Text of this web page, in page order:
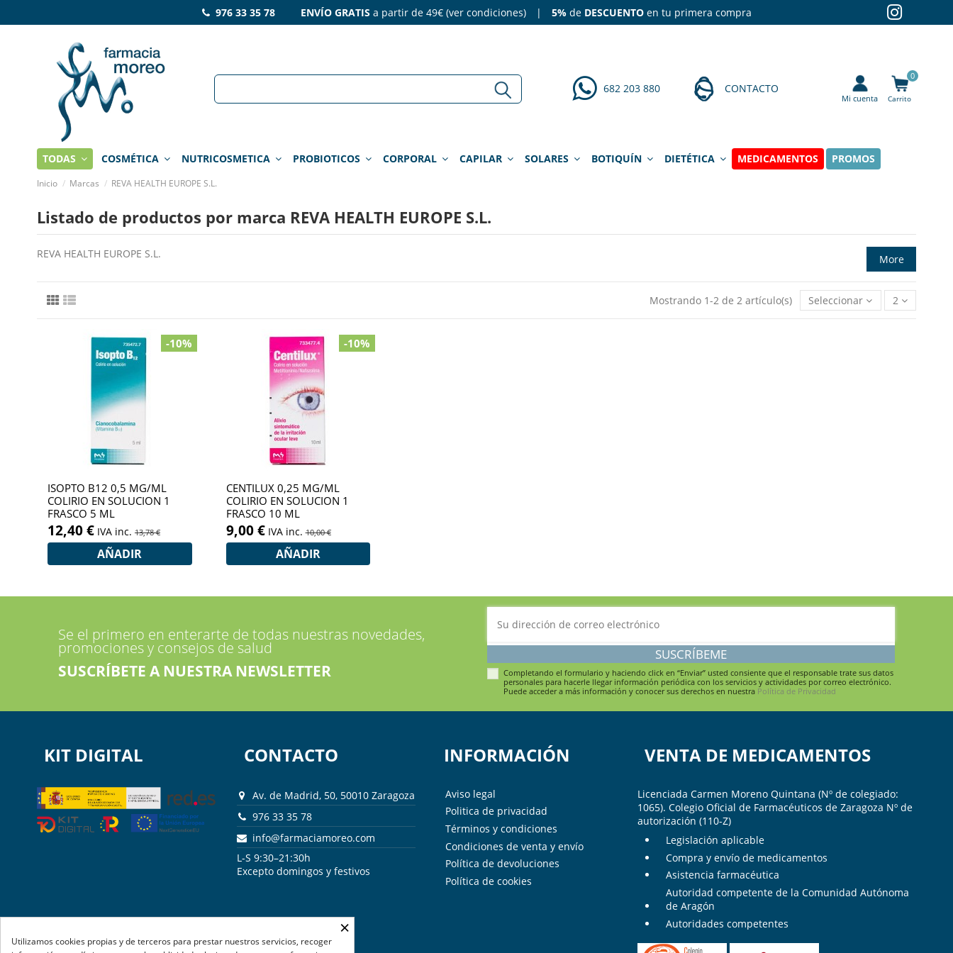
976 33 35 78 ENVÍO GRATIS a partir de 49€ (ver condiciones) | 5%de DESCUENTO en tu primera compra
682 203 880 CONTACTO
Mi cuenta
0
Carrito
TODAS COSMÉTICA NUTRICOSMETICA PROBIOTICOS CORPORAL CAPILAR SOLARES BOTIQUÍN DIETÉTICA MEDICAMENTOS PROMOS
Inicio Marcas REVA HEALTH EUROPE S.L.
Listado de productos por marca REVA HEALTH EUROPE S.L.
REVA HEALTH EUROPE S.L. More
Mostrando 1-2 de 2 artículo(s) Seleccionar 2
-10%
ISOPTO B12 0,5 MG/ML
COLIRIO EN SOLUCION 1
FRASCO 5 ML
12,40 € IVA inc. 13,78 €
AÑADIR
-10%
CENTILUX 0,25 MG/ML
COLIRIO EN SOLUCION 1
FRASCO 10 ML
9,00 € IVA inc. 10,00 €
AÑADIR
Se el primero en enterarte de todas nuestras novedades,
promociones y consejos de salud
SUSCRÍBETE A NUESTRA NEWSLETTER
SUSCRÍBEME
Completando el formulario y haciendo click en “Enviar” usted consiente que el responsable trate sus datos
personales para hacerle llegar información periódica con los servicios y actividades por correo electrónico.
Puede acceder a más información y conocer sus derechos en nuestra Política de Privacidad
KIT DIGITAL CONTACTO
Av. de Madrid, 50, 50010 Zaragoza
976 33 35 78
info@farmaciamoreo.com
L-S 9:30–21:30h
Excepto domingos y festivos
INFORMACIÓN
Aviso legal
Politica de privacidad
Términos y condiciones
Condiciones de venta y envío
Política de devoluciones
Política de cookies
VENTA DE MEDICAMENTOS
Licenciada Carmen Moreno Quintana (Nº de colegiado:
1065). Colegio Oficial de Farmacéuticos de Zaragoza Nº de
autorización (110-Z)
Legislación aplicable
Compra y envío de medicamentos
Asistencia farmacéutica
Autoridad competente de la Comunidad Autónoma
de Aragón
Autoridades competentes
×
Utilizamos cookies propias y de terceros para prestar nuestros servicios, recoger